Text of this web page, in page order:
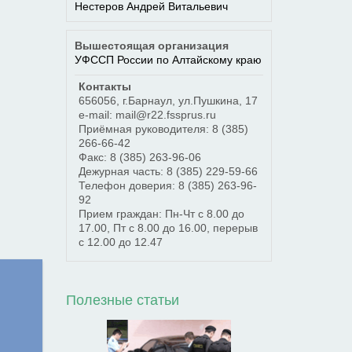
Нестеров Андрей Витальевич
Вышестоящая организация
УФССП России по Алтайскому краю
Контакты
656056
г.Барнаул, ул.Пушкина, 17
e-mail: mail@r22.fssprus.ru
Приёмная руководителя: 8 (385)
266-66-42
Факс: 8 (385) 263-96-06
Дежурная часть: 8 (385) 229-59-66
Телефон доверия: 8 (385) 263-96-
92
Прием граждан: Пн-Чт с 8.00 до
17.00, Пт с 8.00 до 16.00, перерыв
с 12.00 до 12.47
Полезные статьи